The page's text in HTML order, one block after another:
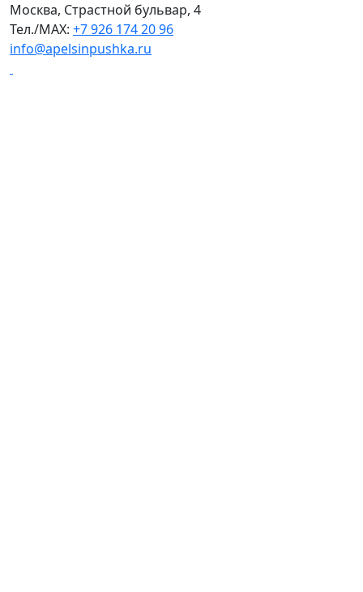
Москва, Страстной бульвар, 4
Тел./МАХ: +7 926 174 20 96
info@apelsinpushka.ru